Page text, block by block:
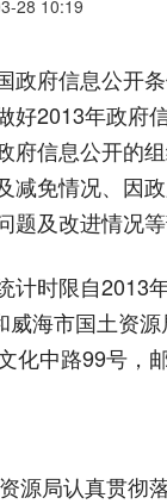
28 10:19
府信息公开条
好2013年政府
府信息公开的
减免情况、因
及改进情况等
时限自2013年
威海市国土资
化中路99号，
局认真贯彻落